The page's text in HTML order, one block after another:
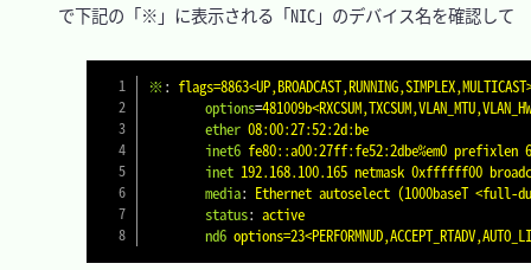
で下記の「※」に表示される「NIC」のデバイス名を確認して
※ :
        options
=
        ether
08:00:27:52:2d:be
        inet6
fe80::a00:27ff:fe52:2dbe%em0 prefixlen
        inet
192.168.100.165 netmask 0xffffff00
        media
: Ethernet autoselect (1000baseT <full-
        status
: active
        nd6